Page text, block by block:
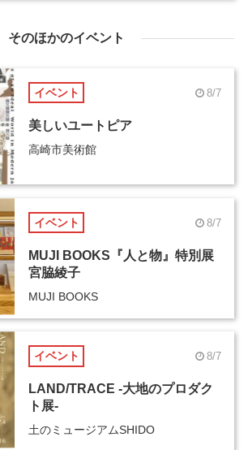
そのほかのイベント
イベント 8/7
美しいユートピア
高崎市美術館
イベント 8/7
MUJI BOOKS『人と物』特別展
宮脇綾子
MUJI BOOKS
イベント 8/7
LAND/TRACE -大地のプロダク
ト展-
土のミュージアムSHIDO